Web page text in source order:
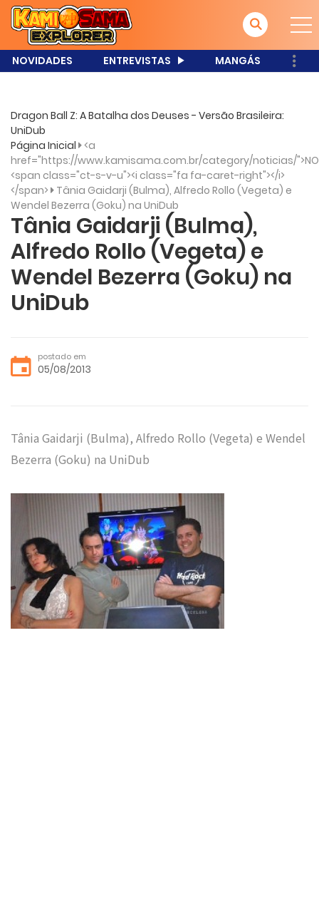
NOVIDADES ENTREVISTAS MANGÁS
Dragon Ball Z: A Batalha dos Deuses - Versão Brasileira:
UniDub
Página Inicial <a
href="https://www.kamisama.com.br/category/noticias/
<span class="ct-s-v-u"><i class="fa fa-caret-right"></i>
</span> Tânia Gaidarji (Bulma), Alfredo Rollo (Vegeta) e
Wendel Bezerra (Goku) na UniDub
Tânia Gaidarji (Bulma),
Alfredo Rollo (Vegeta) e
Wendel Bezerra (Goku) na
UniDub
postado em
05/08/2013
Tânia Gaidarji (Bulma), Alfredo Rollo (Vegeta) e Wendel
Bezerra (Goku) na UniDub